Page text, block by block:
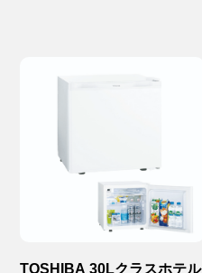
TOSHIBA 30Lクラスホテル